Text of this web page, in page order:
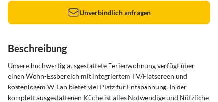
Unverbindlich anfragen
Beschreibung
Unsere hochwertig ausgestattete Ferienwohnung verfügt über
einen Wohn-Essbereich mit integriertem TV/Flatscreen und
kostenlosem W-Lan bietet viel Platz für Entspannung. In der
komplett ausgestattenen Küche ist alles Notwendige und Nützliche